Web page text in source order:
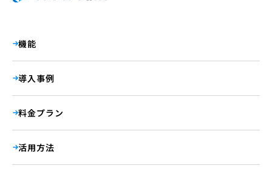
機能
導入事例
料金プラン
活用方法